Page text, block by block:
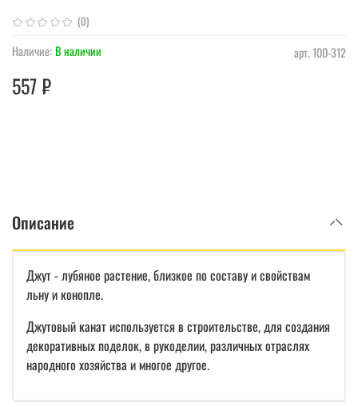
(0)
арт.100-312
Наличие:В наличии
557 ₽
Описание
Джут - лубяное растение, близкое по составу и свойствам
льну и конопле.
Джутовый канат используется в строительстве, для создания
декоративных поделок, в рукоделии, различных отраслях
народного хозяйства и многое другое.